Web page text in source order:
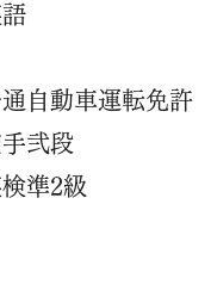
動車運転免許
段
2級